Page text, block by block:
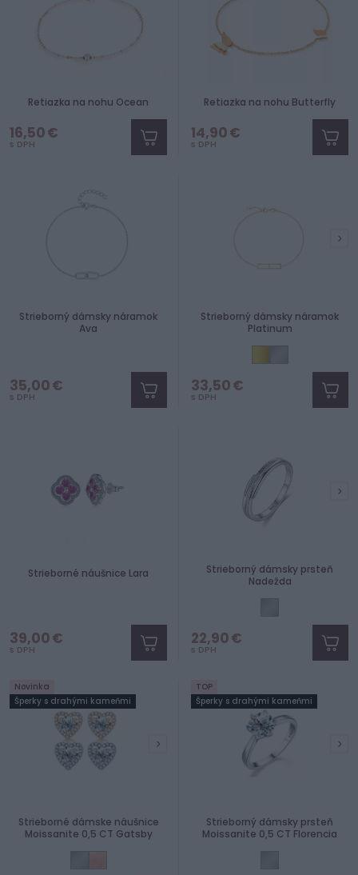
Retiazka na nohu Ocean
16,50 €
s DPH
Retiazka na nohu Butterfly
14,90 €
s DPH
Strieborný dámsky náramok
Ava
35,00 €
s DPH
Strieborný dámsky náramok
Platinum
33,50 €
s DPH
Strieborné náušnice Lara
39,00 €
s DPH
Strieborný dámsky prsteň
Nadežda
22,90 €
s DPH
Novinka
Šperky s drahými kameňmi
Strieborné dámske náušnice
Moissanite 0,5 CT Gatsby
TOP
Šperky s drahými kameňmi
Strieborný dámsky prsteň
Moissanite 0,5 CT Florencia